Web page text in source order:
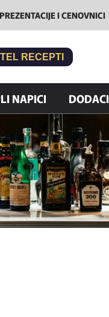
PREZENTACIJE I CENOVNICI
RECEPTI
NAPICI DODACI